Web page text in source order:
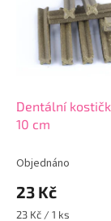
Dentální
10 cm
Objednáno
23 Kč
Měrná
23 Kč / 1 ks